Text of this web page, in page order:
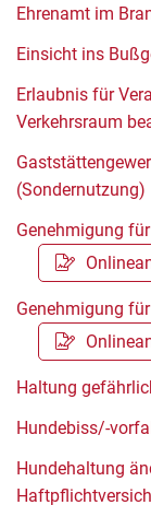
Ehrenamt im
Einsicht ins
Erlaubnis für
Verkehrsraum
(Sondernutzung)
Genehmigung
Genehmigung
Haltung
Hundebiss/-
Hundehaltung